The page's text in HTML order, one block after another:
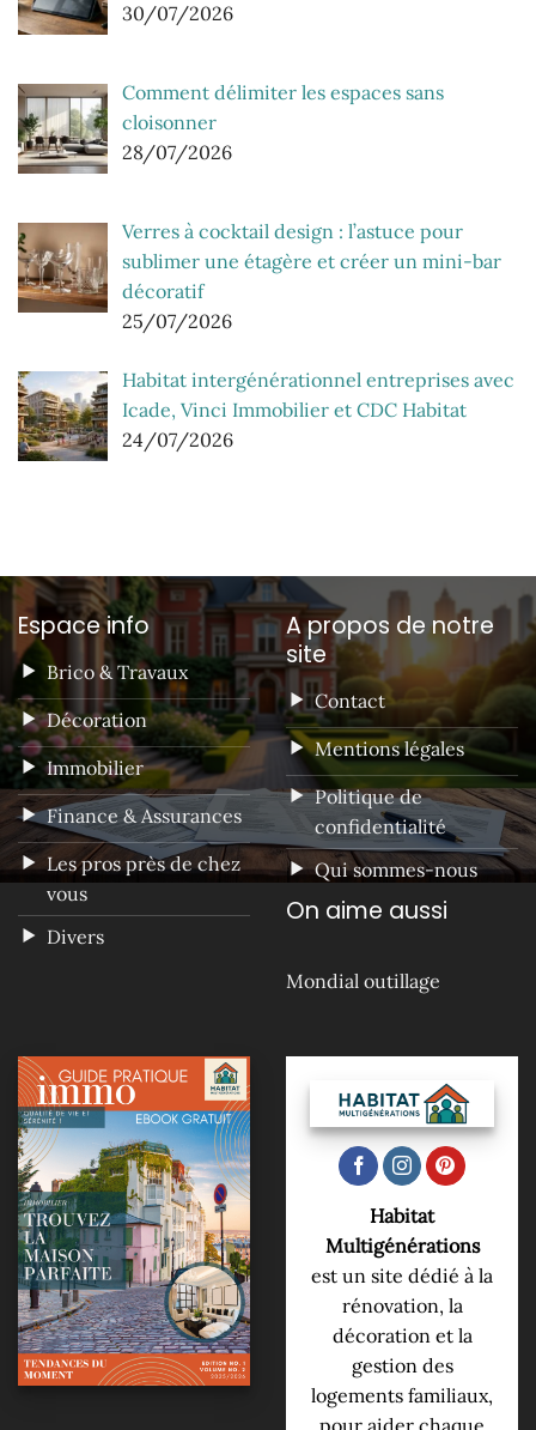
30/07/2026
Comment délimiter les espaces sans
cloisonner
28/07/2026
Verres à cocktail design : l’astuce pour
sublimer une étagère et créer un mini-bar
décoratif
25/07/2026
Habitat intergénérationnel entreprises avec
Icade, Vinci Immobilier et CDC Habitat
24/07/2026
Espace info
Brico & Travaux
Décoration
Immobilier
Finance & Assurances
Les pros près de chez
vous
Divers
A propos de notre
site
Contact
Mentions légales
Politique de
confidentialité
Qui sommes-nous
On aime aussi
Mondial outillage
Habitat
Multigénérations
est un site dédié à la
rénovation, la
décoration et la
gestion des
logements familiaux,